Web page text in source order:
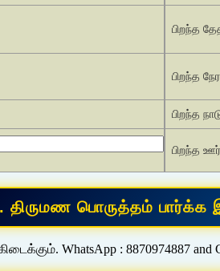
பிறந்த
பிறந்த
பிறந்த
பிறந்த ஊர்
WhatsApp : 8870974887 and